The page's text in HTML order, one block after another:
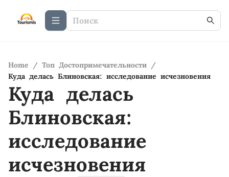
Home / Топ Достопримечательности /
Куда делась Блиновская: исследование исчезновения
Куда делась
Блиновская:
исследование
исчезновения